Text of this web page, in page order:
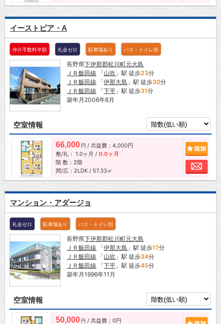
イーストピア・A
仲介手数料半額 礼金ゼロ 駐車場あり バス・トイレ別
長野県下伊那郡松川町元大島
ＪＲ飯田線 「山吹 」駅 徒歩23分
ＪＲ飯田線 「伊那大島 」駅 徒歩30分
ＪＲ飯田線 「下平 」駅 徒歩31分
築年月2006年8月
空室情報
66,000 円 / 共益費：4,000円
敷/礼： 1.0ヶ月 / 0.0ヶ月
階 数：2階
間/広：2LDK / 57.33㎡
お
マンション・アダージョ
礼金ゼロ 駐車場あり バス・トイレ別
長野県下伊那郡松川町元大島
ＪＲ飯田線 「伊那大島 」駅 徒歩17分
ＪＲ飯田線 「山吹 」駅 徒歩34分
ＪＲ飯田線 「下平 」駅 徒歩45分
築年月1996年11月
空室情報
50,000 円 / 共益費：0円